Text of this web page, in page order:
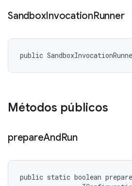
SandboxInvocationRunner
public
Métodos públicos
prepareAndRun
public static boolean